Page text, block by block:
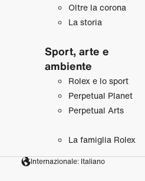
Oltre la corona
La storia
Sport, arte e
ambiente
Rolex e lo sport
Perpetual Planet
Perpetual Arts
La famiglia Rolex
Internazionale: Italiano